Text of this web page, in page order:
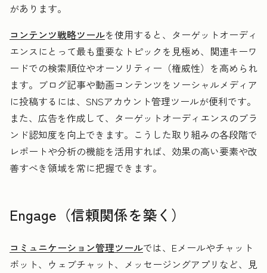
があります。
コンテンツ戦略ツールを使用すると、ターゲットオーディ
エンスにとって最も重要なトピックを見極め、関連キーワ
ードでの検索順位やオーソリティー（権威性）を高められ
ます。ブログ記事や動画コンテンツをソーシャルメディア
に投稿するには、SNSアカウント管理ツールが便利です。
また、広告を作成して、ターゲットオーディエンスのブラ
ンド認知度を向上できます。こうした取り組みの各段階で
レポートや分析の機能を活用すれば、効果の高い要素や改
善すべき領域を常に把握できます。
Engage（信頼関係を築く）
コミュニケーション管理ツールでは、Eメールやチャット
ボット、ウェブチャット、メッセージングアプリなど、見